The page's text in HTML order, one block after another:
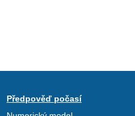
Předpověď počasí